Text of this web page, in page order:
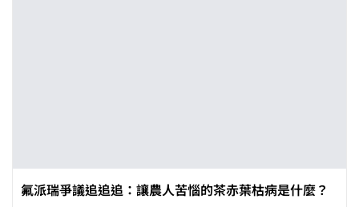
氟派瑞爭議追追追：讓農人苦惱的茶赤葉枯病是什麼？